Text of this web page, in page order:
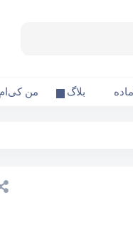
بلاگ من